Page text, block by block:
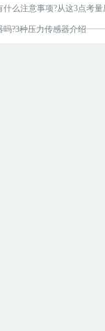
么注意事项?从这3点考量
?3种压力传感器介绍